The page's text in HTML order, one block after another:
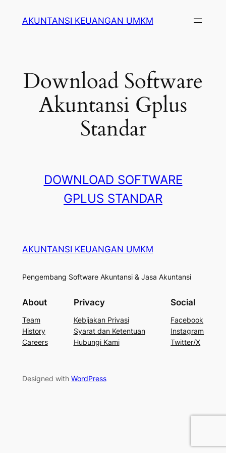
AKUNTANSI KEUANGAN UMKM
Download Software
Akuntansi Gplus
Standar
DOWNLOAD SOFTWARE
GPLUS STANDAR
AKUNTANSI KEUANGAN UMKM
Pengembang Software Akuntansi & Jasa Akuntansi
About
Team
History
Careers
Privacy
Kebijakan Privasi
Syarat dan Ketentuan
Hubungi Kami
Social
Facebook
Instagram
Twitter/X
Designed with WordPress